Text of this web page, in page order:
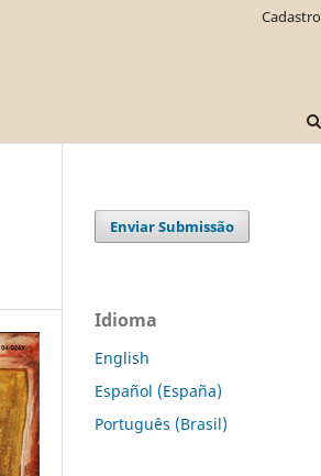
Cadastro
Enviar Submissão
Idioma
English
Español (España)
Português (Brasil)